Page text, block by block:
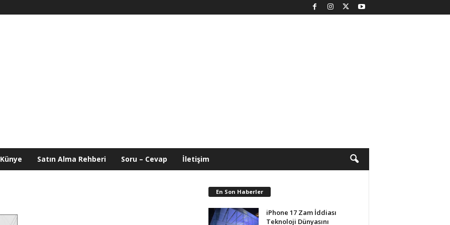
Künye Satın Alma Rehberi Soru – Cevap İletişim
En Son Haberler
iPhone 17 Zam İddiası
Teknoloji Dünyasını